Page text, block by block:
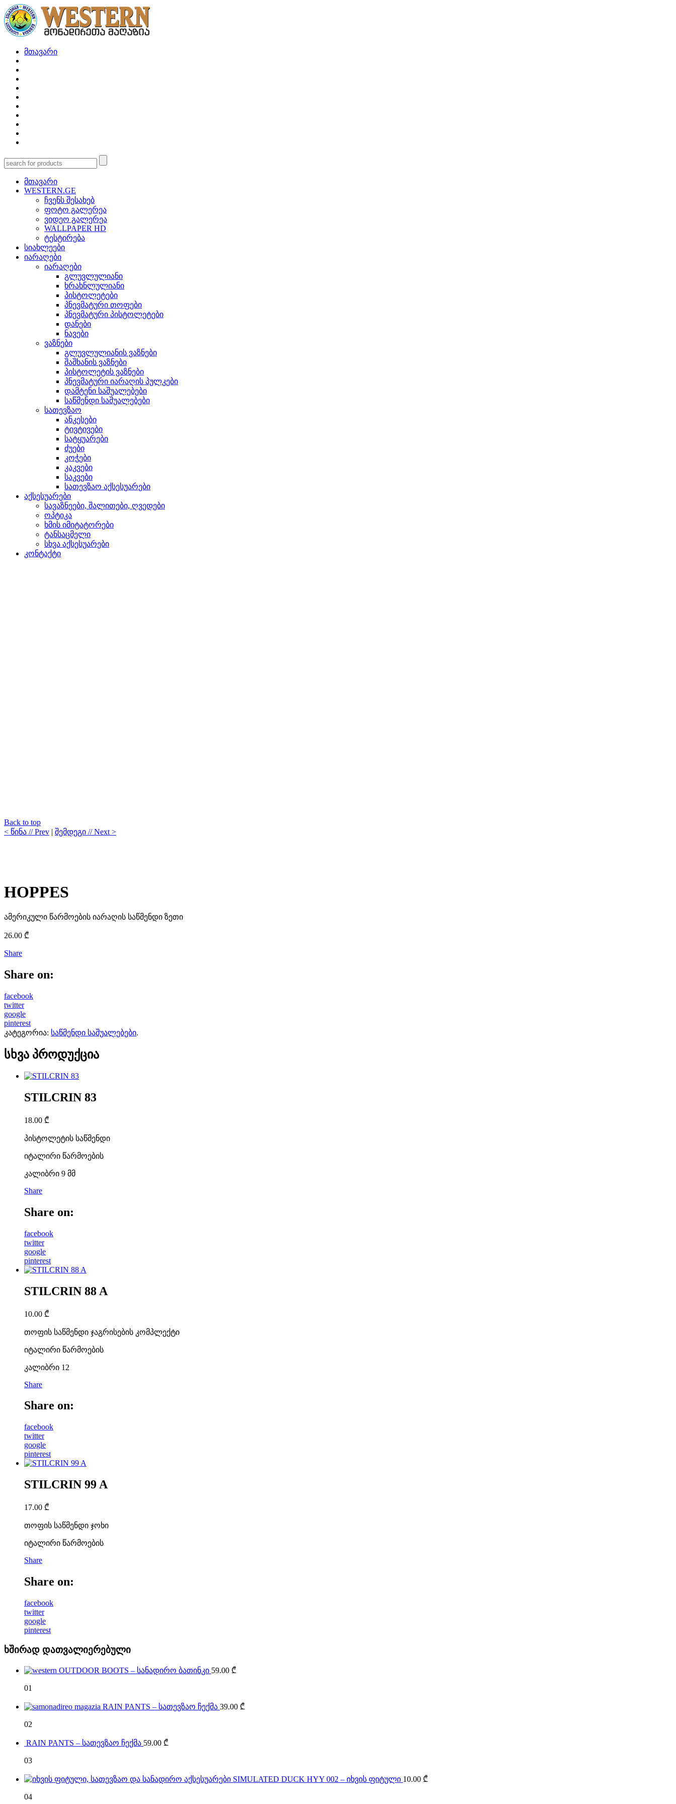
მთავარი
მთავარი
WESTERN.GE
ჩვენს შესახებ
ფოტო გალერეა
ვიდეო გალერეა
WALLPAPER HD
ტესტირება
სიახლეები
იარაღები
იარაღები
გლუვლულიანი
ხრახნლულიანი
პისტოლეტები
პნევმატური თოფები
პნევმატური პისტოლეტები
დანები
ნავები
ვაზნები
გლუვლულიანის ვაზნები
შაშხანის ვაზნები
პისტოლეტის ვაზნები
პნევმატური იარაღის პულკები
დამტენი საშუალებები
საწმენდი საშუალებები
სათევზაო
ანკესები
ტივტივები
სატყუარები
ძუები
კოჭები
კაკვები
საკვები
სათევზაო აქსესუარები
აქსესუარები
სავაზნეები, შალითები, ღვედები
ოპტიკა
ხმის იმიტატორები
ტანსაცმელი
სხვა აქსესუარები
კონტაქტი
Back to top
< წინა // Prev | შემდეგი // Next >
HOPPES
ამერიკული წარმოების იარაღის საწმენდი ზეთი
26.00 ₾
Share
Share on:
facebook
twitter
google
pinterest
კატეგორია: საწმენდი საშუალებები.
სხვა პროდუქცია
STILCRIN 83
18.00 ₾
პისტოლეტის საწმენდი
იტალირი წარმოების
კალიბრი 9 მმ
Share
Share on:
facebook
twitter
google
pinterest
STILCRIN 88 A
10.00 ₾
თოფის საწმენდი ჯაგრისების კომპლექტი
იტალირი წარმოების
კალიბრი 12
Share
Share on:
facebook
twitter
google
pinterest
STILCRIN 99 A
17.00 ₾
თოფის საწმენდი ჯოხი
იტალირი წარმოების
Share
Share on:
facebook
twitter
google
pinterest
ხშირად დათვალიერებული
OUTDOOR BOOTS – სანადირო ბათინკი 59.00 ₾
01
RAIN PANTS – სათევზაო ჩექმა 39.00 ₾
02
RAIN PANTS – სათევზაო ჩექმა 59.00 ₾
03
SIMULATED DUCK HYY 002 – იხვის ფიტული 10.00 ₾
04